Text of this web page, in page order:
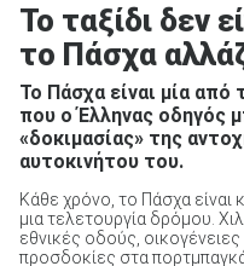
Το ταξίδι δεν
το Πάσχα
To Πάσχα είναι μία από
που ο Έλληνας οδηγός
«δοκιμασίας» της
αυτοκινήτου του.
Κάθε χρόνο, το Πάσχα είναι
μια τελετουργία δρόμου.
εθνικές οδούς,
προσδοκίες στα